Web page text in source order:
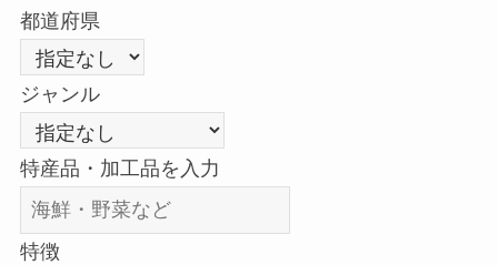
都道府県
ジャンル
特産品・加工品を入力
特徴